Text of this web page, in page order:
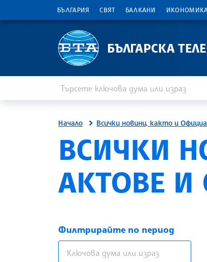
БЪЛГАРИЯ СВЯТ БАЛКАНИ
БЪЛГАРСКА
Начало Всички новини, както и
ВСИЧКИ
АКТОВЕ
Филтрирайте по период